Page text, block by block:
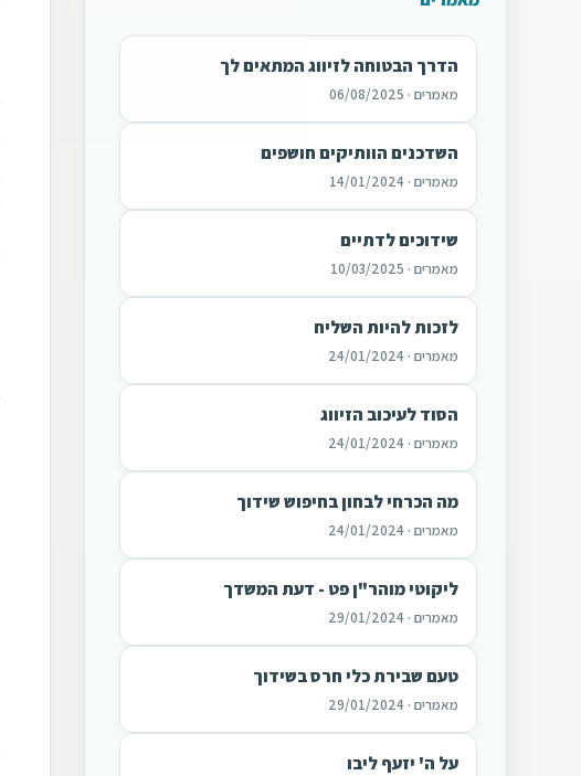
הדרך הבטוחה לזיווג המתאים לך
מאמרים · 06/08/2025
השדכנים הוותיקים חושפים
מאמרים · 14/01/2024
שידוכים לדתיים
מאמרים · 10/03/2025
לזכות להיות השליח
מאמרים · 24/01/2024
הסוד לעיכוב הזיווג
מאמרים · 24/01/2024
מה הכרחי לבחון בחיפוש שידוך
מאמרים · 24/01/2024
ליקוטי מוהר"ן פט - דעת המשדך
מאמרים · 29/01/2024
טעם שבירת כלי חרס בשידוך
מאמרים · 29/01/2024
על ה' יזעף ליבו